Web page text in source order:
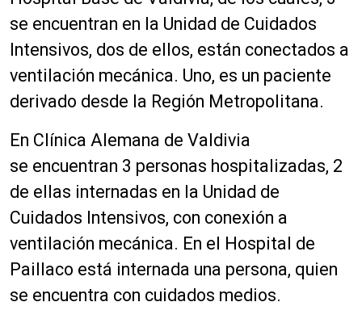
se encuentran en la Unidad de Cuidados
Intensivos, dos de ellos, están conectados a
ventilación mecánica. Uno, es un paciente
derivado desde la Región Metropolitana.
En Clínica Alemana de Valdivia
se encuentran 3 personas hospitalizadas, 2
de ellas internadas en la Unidad de
Cuidados Intensivos, con conexión a
ventilación mecánica. En el Hospital de
Paillaco está internada una persona, quien
se encuentra con cuidados medios.